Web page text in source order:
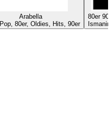
Arabella
80er, Oldies, Hits, 90er
80er